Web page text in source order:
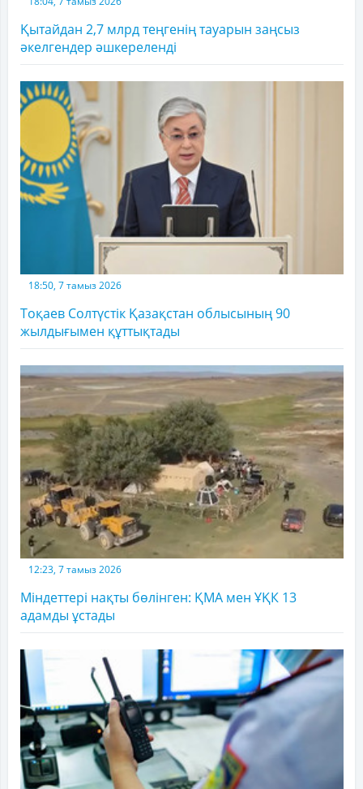
Қытайдан 2,7 млрд теңгенің тауарын заңсыз
әкелгендер әшкереленді
18:50, 7 тамыз 2026
Тоқаев Солтүстік Қазақстан облысының 90
жылдығымен құттықтады
12:23, 7 тамыз 2026
Міндеттері нақты бөлінген: ҚМА мен ҰҚК 13
адамды ұстады